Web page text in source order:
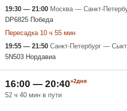
19:30 — 21:00 Москва — Санкт-
DP6825 Победа
Пересадка 10 ч 55 мин
19:55 — 21:50 Санкт-Петербург —
5N503 Нордавиа
16:00 — 20:40+2дня
52 ч 40 мин в пути